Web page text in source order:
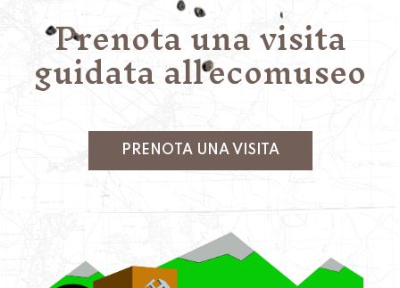
Prenota una visita
guidata all'ecomuseo
PRENOTA UNA VISITA